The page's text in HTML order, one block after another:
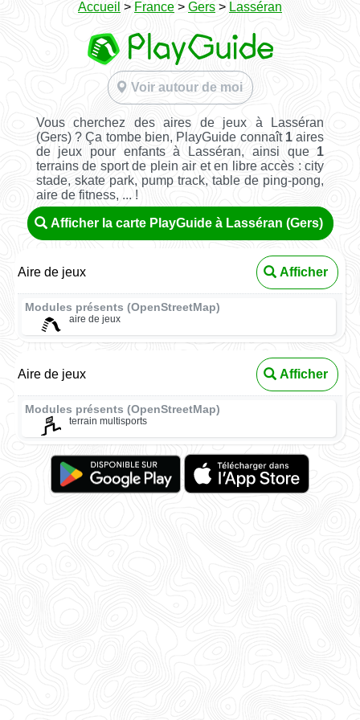
Accueil > France > Gers > Lasséran
Voir autour de moi
Vous cherchez des aires de jeux à Lasséran
(Gers) ? Ça tombe bien, PlayGuide connaît 1aires
de jeux pour enfants à Lasséran, ainsi que 1
terrains de sport de plein air et en libre accès : city
stade, skate park, pump track, table de ping-pong,
aire de fitness, ... !
Afficher la carte PlayGuide à Lasséran (Gers)
Aire de jeux Afficher
Modules présents (OpenStreetMap)
aire de jeux
Aire de jeux Afficher
Modules présents (OpenStreetMap)
terrain multisports